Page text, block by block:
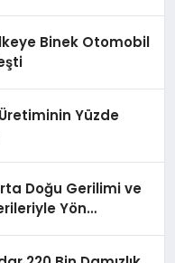
Binek Otomobil
Yüzde
Doğu Gerilimi ve
Yön